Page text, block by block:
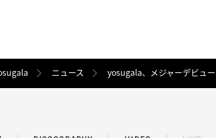
ニュース yosugala、メジャーデビュ